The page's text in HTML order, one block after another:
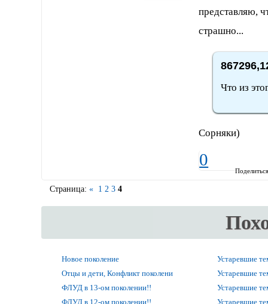
представляю,
страшно...
Что из
Сорняки)
0
Страница: « 1 2 3 4
Новое поколение
Устаревшие
Отцы и дети, Конфликт поколени
Устаревшие
ФЛУД в 13-ом поколении!!
Устаревшие
ФЛУД в 12-ом поколении!!
Устаревшие